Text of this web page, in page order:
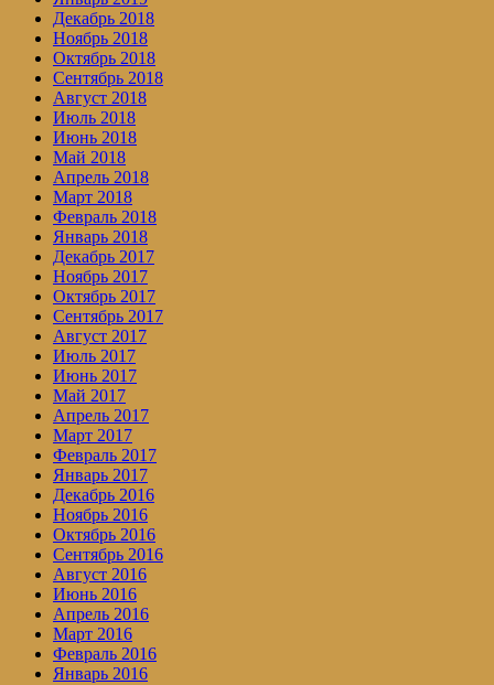
Декабрь 2018
Ноябрь 2018
Октябрь 2018
Сентябрь 2018
Август 2018
Июль 2018
Июнь 2018
Май 2018
Апрель 2018
Март 2018
Февраль 2018
Январь 2018
Декабрь 2017
Ноябрь 2017
Октябрь 2017
Сентябрь 2017
Август 2017
Июль 2017
Июнь 2017
Май 2017
Апрель 2017
Март 2017
Февраль 2017
Январь 2017
Декабрь 2016
Ноябрь 2016
Октябрь 2016
Сентябрь 2016
Август 2016
Июнь 2016
Апрель 2016
Март 2016
Февраль 2016
Январь 2016